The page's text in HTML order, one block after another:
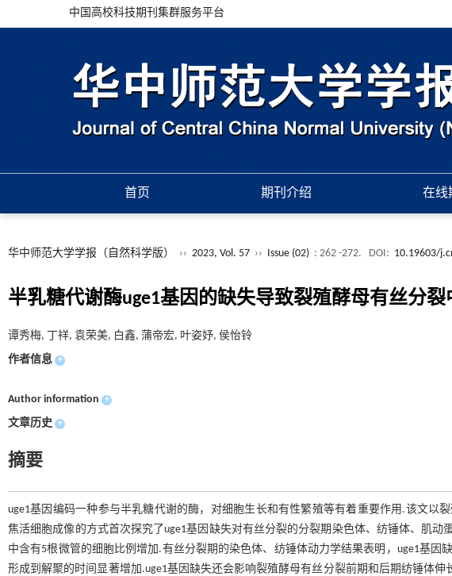
中国高校科技期刊集群服务平台
首页 期刊介绍 在线
华中师范大学学报（自然科学版） ›› 2023, Vol. 57 ›› Issue (02) : 262 -272. DOI: 10.19603/
半乳糖代谢酶uge1基因的缺失导致裂殖酵母有丝分
谭秀梅, 丁祥, 袁荣美, 白鑫, 蒲帝宏, 叶姿妤, 侯怡铃
作者信息 +
Author information +
文章历史 +
摘要
uge1基因编码一种参与半乳糖代谢的酶，对细胞生长和有性繁殖等有着重要作用.该文以裂
焦活细胞成像的方式首次探究了uge1基因缺失对有丝分裂的分裂期染色体、纺锤体、肌
中含有5根微管的细胞比例增加.有丝分裂期的染色体、纺锤体动力学结果表明，uge1基因
形成到解聚的时间显著增加.uge1基因缺失还会影响裂殖酵母有丝分裂前期和后期纺锤体伸